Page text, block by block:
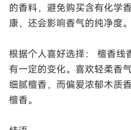
的香料，避免购买含有化学
康，还会影响香气的纯净度。
根据个人喜好选择： 檀香线
有一定的变化。喜欢轻柔香
细腻檀香，而偏爱浓郁木质
檀香。